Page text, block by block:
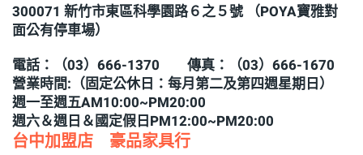
300071 新竹市東區科學園路６之５號 （POYA寶雅對
面公有停車場）
電話：（03）666-1370 傳真：（03）666-1670
營業時間:（固定公休日：每月第二及第四週星期日）
週一至週五AM10:00~PM20:00
週六＆週日＆國定假日PM12:00~PM20:00
台中加盟店 豪品家具行